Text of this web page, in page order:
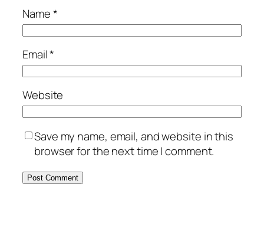
Name*
Email*
Website
Save my name, email, and website in this
browser for the next time I comment.